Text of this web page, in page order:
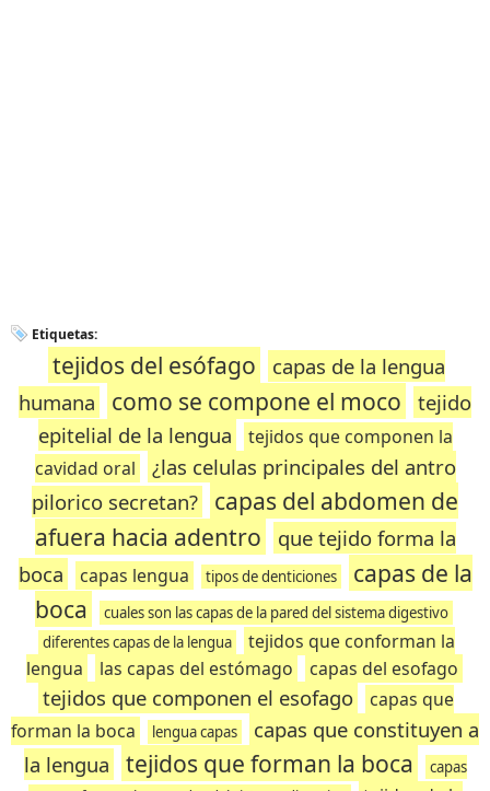
Etiquetas:
tejidos del esófago
capas de la lengua
humana
como se compone el moco
tejido
epitelial de la lengua
tejidos que componen la
cavidad oral
¿las celulas principales del antro
pilorico secretan?
capas del abdomen de
afuera hacia adentro
que tejido forma la
boca
capas lengua tipos de denticiones
capas de la
boca
cuales son las capas de la pared del sistema digestivo
diferentes capas de la lengua
tejidos que conforman la
lengua
las capas del estómago capas del esofago
tejidos que componen el esofago
capas que
forman la boca
lengua capas
capas que constituyen a
la lengua
tejidos que forman la boca
capas